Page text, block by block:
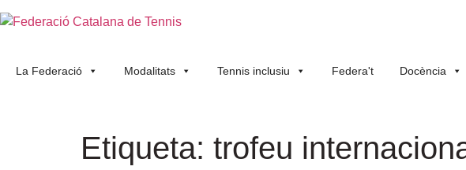
La Federació Modalitats Tennis inclusiu Federa't Docència
Etiqueta: trofeu